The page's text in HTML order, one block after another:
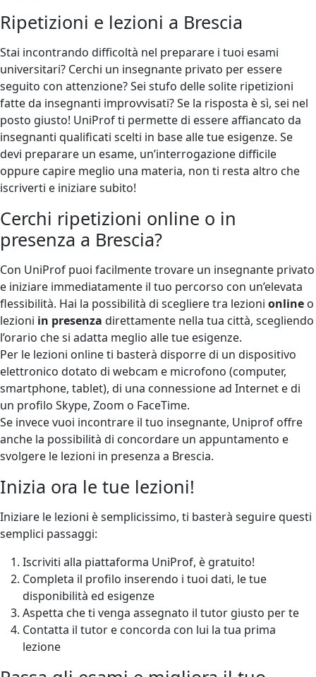
Ripetizioni e lezioni a Brescia
Stai incontrando difficoltà nel preparare i tuoi esami
universitari? Cerchi un insegnante privato per essere
seguito con attenzione? Sei stufo delle solite ripetizioni
fatte da insegnanti improvvisati? Se la risposta è sì, sei nel
posto giusto! UniProf ti permette di essere affiancato da
insegnanti qualificati scelti in base alle tue esigenze. Se
devi preparare un esame, un’interrogazione difficile
oppure capire meglio una materia, non ti resta altro che
iscriverti e iniziare subito!
Cerchi ripetizioni online o in
presenza a Brescia?
Con UniProf puoi facilmente trovare un insegnante privato
e iniziare immediatamente il tuo percorso con un’elevata
flessibilità. Hai la possibilità di scegliere tra lezioni online o
lezioni in presenza direttamente nella tua città, scegliendo
l’orario che si adatta meglio alle tue esigenze.
Per le lezioni online ti basterà disporre di un dispositivo
elettronico dotato di webcam e microfono (computer,
smartphone, tablet), di una connessione ad Internet e di
un profilo Skype, Zoom o FaceTime.
Se invece vuoi incontrare il tuo insegnante, Uniprof offre
anche la possibilità di concordare un appuntamento e
svolgere le lezioni in presenza a Brescia.
Inizia ora le tue lezioni!
Iniziare le lezioni è semplicissimo, ti basterà seguire questi
semplici passaggi:
Iscriviti alla piattaforma UniProf, è gratuito!
Completa il profilo inserendo i tuoi dati, le tue
disponibilità ed esigenze
Aspetta che ti venga assegnato il tutor giusto per te
Contatta il tutor e concorda con lui la tua prima
lezione